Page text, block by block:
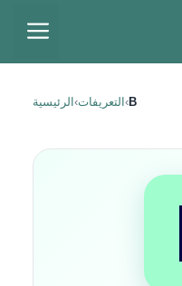
الرئيسية ›التعريفات ›B